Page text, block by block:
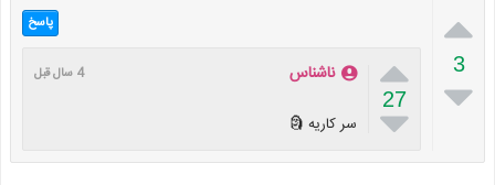

3

پاسخ

27

ناشناس 4 سال قبل
سر کاریه 🗿